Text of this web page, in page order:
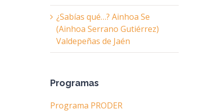
¿Sabías qué…? Ainhoa Se
(Ainhoa Serrano Gutiérrez)
Valdepeñas de Jaén
Programas
Programa PRODER